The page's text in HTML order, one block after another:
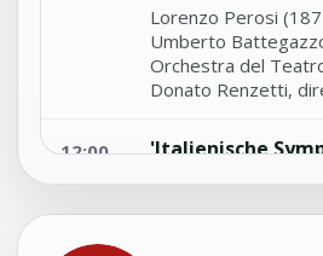
Lorenzo Perosi
Umberto
Orchestra del
Donato Renzetti,
12:00
'Italienische